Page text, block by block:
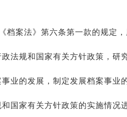
档案法》第六条第一款的规定，
政法规和国家有关方针政策，研
事业的发展，制定发展档案事业
和国家有关方针政策的实施情况